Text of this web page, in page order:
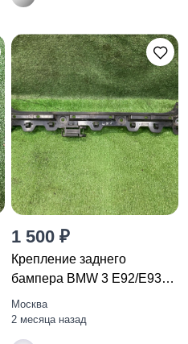
1 500 ₽
Крепление заднего
бампера BMW 3 E92/E93
E92 2007
Москва
2 месяца назад